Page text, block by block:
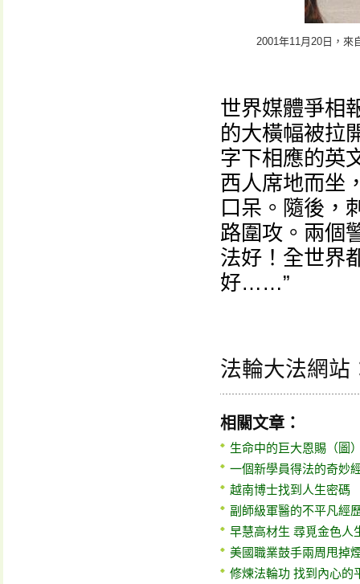
2001年11月20日，來
世界媒體爭相
的大橫幅被拉
字下相應的英
西人席地而坐
口呆。隨後，
路圍攻。兩個
法好！全世界
好……”
法輪大法網站
相關文章：
生命中的巨大恩賜（圖
一個新學員得法的奇妙
越南博士找到人生密碼
副師級軍醫的不平凡經
早慧高材生 尋覓金色人
美國職業鼓手兩周甩掉
修煉法輪功 找到內心的